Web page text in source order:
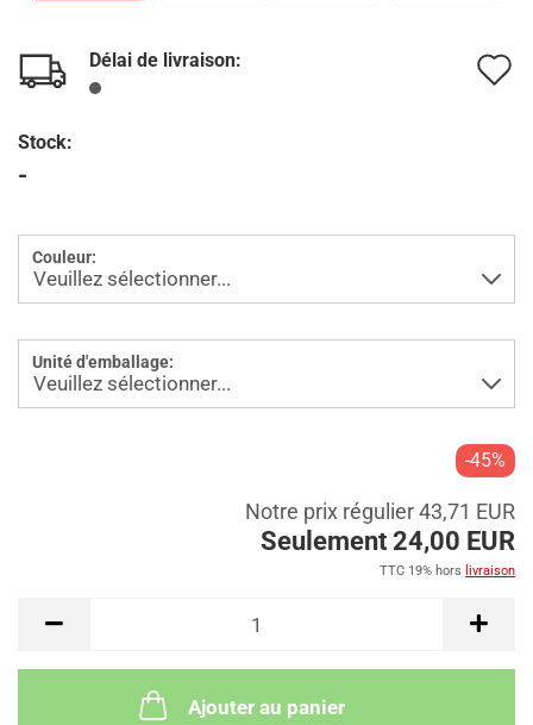
Délai de livraison:
Stock:
-
Couleur:
Unité d'emballage:
-45%
Notre prix régulier 43,71 EUR
Seulement 24,00 EUR
TTC 19% hors livraison
Ajouter au panier